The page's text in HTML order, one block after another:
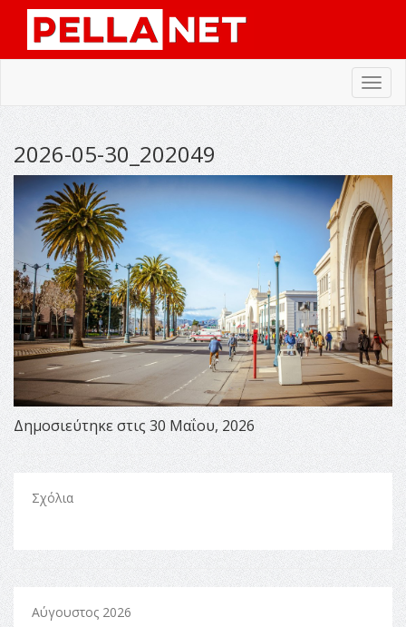
2026-05-30_202049
Δημοσιεύτηκε στις 30 Μαΐου, 2026
Σχόλια
Αύγουστος 2026